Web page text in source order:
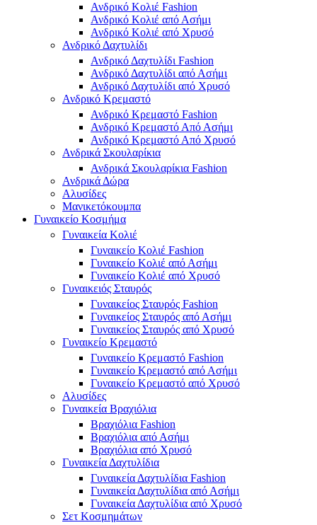
Ανδρικό Κολιέ Fashion
Ανδρικό Κολιέ από Ασήμι
Ανδρικό Κολιέ από Χρυσό
Ανδρικό Δαχτυλίδι
Ανδρικό Δαχτυλίδι Fashion
Ανδρικό Δαχτυλίδι από Ασήμι
Ανδρικό Δαχτυλίδι από Χρυσό
Ανδρικό Κρεμαστό
Ανδρικό Κρεμαστό Fashion
Ανδρικό Κρεμαστό Από Ασήμι
Ανδρικό Κρεμαστό Από Χρυσό
Ανδρικά Σκουλαρίκια
Ανδρικά Σκουλαρίκια Fashion
Ανδρικά Δώρα
Αλυσίδες
Μανικετόκουμπα
Γυναικείο Κοσμήμα
Γυναικεία Κολιέ
Γυναικείο Κολιέ Fashion
Γυναικείο Κολιέ από Ασήμι
Γυναικείο Κολιέ από Χρυσό
Γυναικειός Σταυρός
Γυναικείος Σταυρός Fashion
Γυναικείος Σταυρός από Ασήμι
Γυναικείος Σταυρός από Χρυσό
Γυναικείο Κρεμαστό
Γυναικείο Κρεμαστό Fashion
Γυναικείο Κρεμαστό από Ασήμι
Γυναικείο Κρεμαστό από Χρυσό
Αλυσίδες
Γυναικεία Βραχιόλια
Βραχιόλια Fashion
Βραχιόλια από Ασήμι
Βραχιόλια από Χρυσό
Γυναικεία Δαχτυλίδια
Γυναικεία Δαχτυλίδια Fashion
Γυναικεία Δαχτυλίδια από Ασήμι
Γυναικεία Δαχτυλίδια από Χρυσό
Σετ Κοσμημάτων